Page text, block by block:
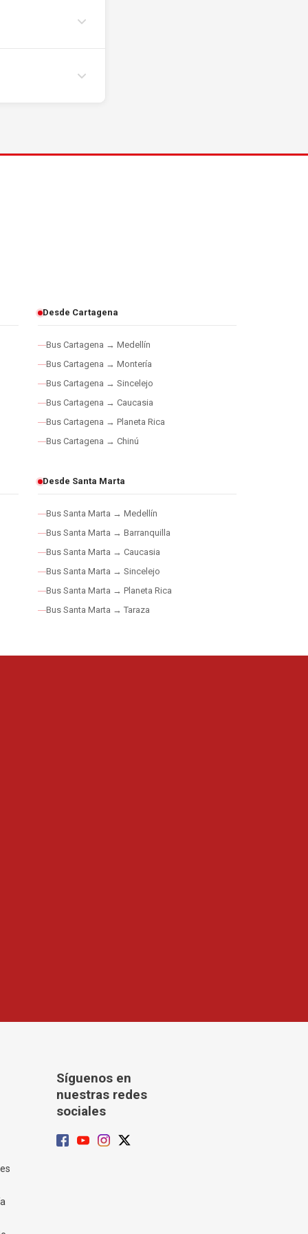
Desde Cartagena
Bus Cartagena → Medellín
Bus Cartagena → Montería
Bus Cartagena → Sincelejo
Bus Cartagena → Caucasia
Bus Cartagena → Planeta Rica
Bus Cartagena → Chinú
Desde Santa Marta
Bus Santa Marta → Medellín
Bus Santa Marta → Barranquilla
Bus Santa Marta → Caucasia
Bus Santa Marta → Sincelejo
Bus Santa Marta → Planeta Rica
Bus Santa Marta → Taraza
Síguenos en
nuestras redes
sociales